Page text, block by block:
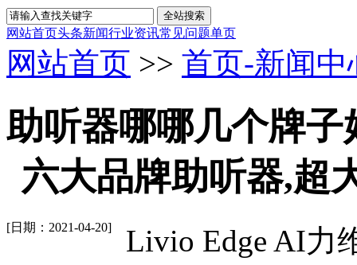
网站首页头条新闻行业资讯常见问题单页
网站首页 >> 首页-新闻中
助听器哪哪几个牌
六大品牌助听器,超
[日期：2021-04-20]
Livio Edge AI力